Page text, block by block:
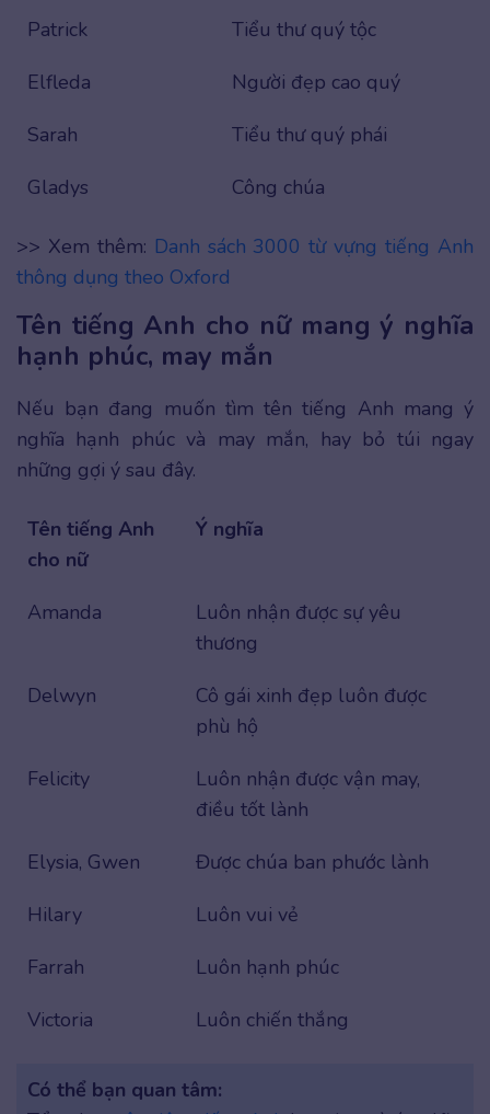
Patrick
Tiểu thư quý tộc
Elfleda
Người đẹp cao quý
Sarah
Tiểu thư quý phái
Gladys
Công chúa
>> Xem thêm: Danh sách 3000 từ vựng tiếng Anh
thông dụng theo Oxford
Tên tiếng Anh cho nữ mang ý nghĩa
hạnh phúc, may mắn
Nếu bạn đang muốn tìm tên tiếng Anh mang ý
nghĩa hạnh phúc và may mắn, hay bỏ túi ngay
những gợi ý sau đây.
Tên tiếng Anh
cho nữ
Ý nghĩa
Amanda
Luôn nhận được sự yêu
thương
Delwyn
Cô gái xinh đẹp luôn được
phù hộ
Felicity
Luôn nhận được vận may,
điều tốt lành
Elysia, Gwen
Được chúa ban phước lành
Hilary
Luôn vui vẻ
Farrah
Luôn hạnh phúc
Victoria
Luôn chiến thắng
Có thể bạn quan tâm: